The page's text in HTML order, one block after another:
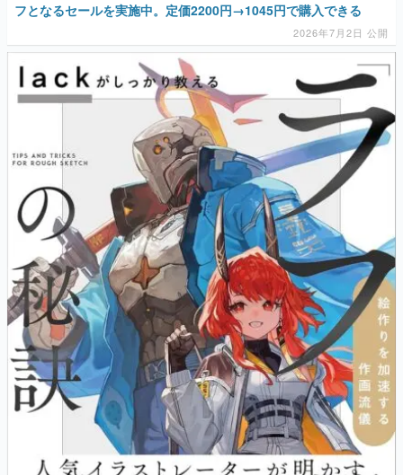
フとなるセールを実施中。定価2200円→1045円で購入できる
2026年7月2日 公開